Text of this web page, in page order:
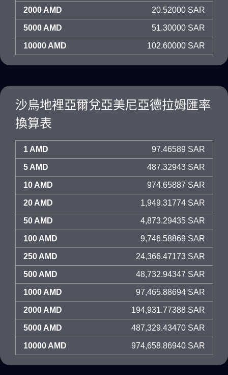
2000 AMD 20.52000 SAR
5000 AMD 51.30000 SAR
10000 AMD 102.60000 SAR
沙烏地裡亞爾兌亞美尼亞德拉姆匯率
換算表
1 AMD 97.46589 SAR
5 AMD 487.32943 SAR
10 AMD 974.65887 SAR
20 AMD 1,949.31774 SAR
50 AMD 4,873.29435 SAR
100 AMD 9,746.58869 SAR
250 AMD 24,366.47173 SAR
500 AMD 48,732.94347 SAR
1000 AMD 97,465.88694 SAR
2000 AMD 194,931.77388 SAR
5000 AMD 487,329.43470 SAR
10000 AMD 974,658.86940 SAR